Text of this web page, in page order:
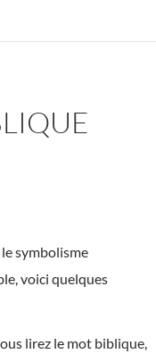
symbolisme
voici quelques
lirez le mot biblique,